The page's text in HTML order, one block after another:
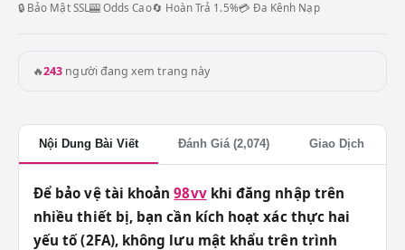
🔒 Bảo Mật SSL🎰 Odds Cao🔄 Hoàn Trả 1.5%💳 Đa Kênh Nạp
🔥243 người đang xem trang này
Nội Dung Bài Viết Đánh Giá (2,074) Giao Dịch
Để bảo vệ tài khoản98vvkhi đăng nhập trên
nhiều thiết bị, bạn cần kích hoạt xác thực hai
yếu tố (2FA), không lưu mật khẩu trên trình